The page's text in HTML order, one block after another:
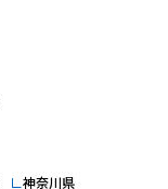
神奈川県